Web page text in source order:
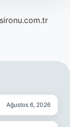
Ağustos 6, 2026